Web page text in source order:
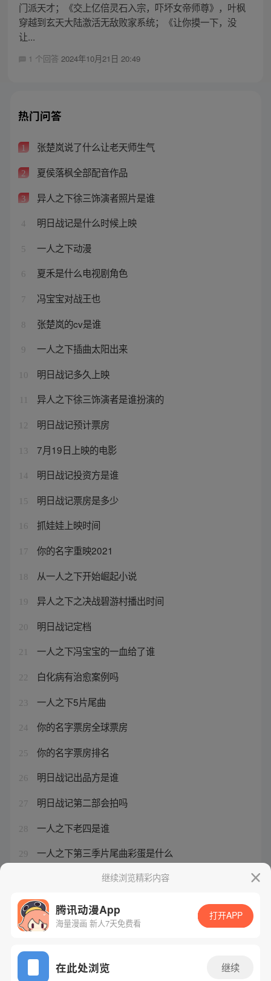
门派天才；《交上亿倍灵石入宗，吓坏女帝师尊》，叶枫
穿越到玄天大陆激活无敌败家系统；《让你摸一下，没
让...
1 个回答 2024年10月21日 20:49
热门问答
1 张楚岚说了什么让老天师生气
2 夏侯落枫全部配音作品
3 异人之下徐三饰演者照片是谁
4 明日战记是什么时候上映
5 一人之下动漫
6 夏禾是什么电视剧角色
7 冯宝宝对战王也
8 张楚岚的cv是谁
9 一人之下插曲太阳出来
10 明日战记多久上映
异人之下徐三饰演者是谁扮演的
12 明日战记预计票房
13 7月19日上映的电影
14 明日战记投资方是谁
15 明日战记票房是多少
16 抓娃娃上映时间
17 你的名字重映2021
18 从一人之下开始崛起小说
19 异人之下之决战碧游村播出时间
20 明日战记定档
21 一人之下冯宝宝的一血给了谁
22 白化病有治愈案例吗
23 一人之下5片尾曲
24 你的名字票房全球票房
25 你的名字票房排名
26 明日战记出品方是谁
27 明日战记第二部会拍吗
28 一人之下老四是谁
29 一人之下第三季片尾曲彩蛋是什么
一人之下夏禾初次登场第几集
继续浏览精彩内容
腾讯动漫App
海量漫画 新人7天免费看
打开APP
在此处浏览 继续
网站备案/许可证号：粤B2-20090059-5